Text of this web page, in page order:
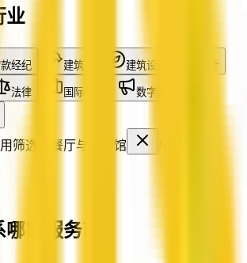
业
经纪 建筑商 建筑设计 会计
法律 国际物流 数字营销
筛选： 餐厅与咖啡馆
家服务商？